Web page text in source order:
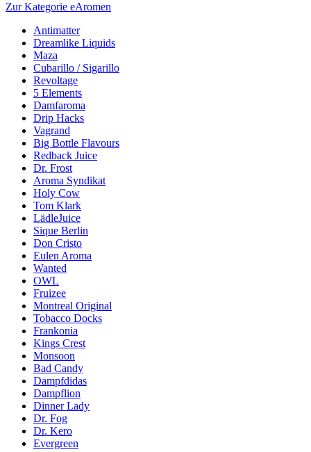
Zur Kategorie eAromen
Antimatter
Dreamlike Liquids
Maza
Cubarillo / Sigarillo
Revoltage
5 Elements
Damfaroma
Drip Hacks
Vagrand
Big Bottle Flavours
Redback Juice
Dr. Frost
Aroma Syndikat
Holy Cow
Tom Klark
LädleJuice
Sique Berlin
Don Cristo
Eulen Aroma
Wanted
OWL
Fruizee
Montreal Original
Tobacco Docks
Frankonia
Kings Crest
Monsoon
Bad Candy
Dampfdidas
Dampflion
Dinner Lady
Dr. Fog
Dr. Kero
Evergreen